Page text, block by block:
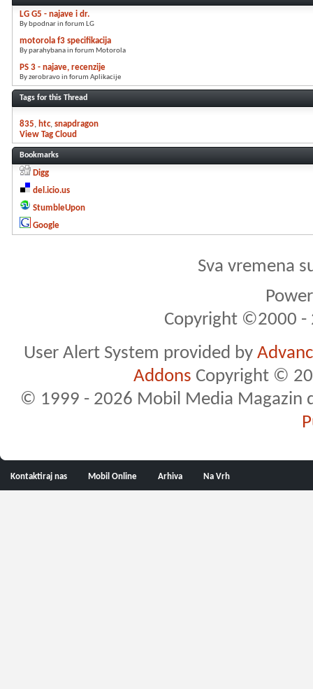
LG G5 - najave i dr.
By bpodnar in forum LG
motorola f3 specifikacija
By parahybana in forum Motorola
PS 3 - najave, recenzije
By zerobravo in forum Aplikacije
Tags for this Thread
835 htc snapdragon
View Tag Cloud
Bookmarks
Digg
del.icio.us
StumbleUpon
Google
Sva vremena
Copyright ©2000 -
User Alert System provided by
Addons Copyright ©
© 1999 - 2026 Mobil Media Magazin
Kontaktiraj nas Mobil Online Arhiva Na Vrh